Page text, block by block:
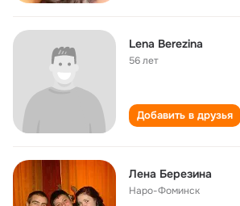
Lena Berezina
56 лет
Добавить в друзья
Лена Березина
Наро-Фоминск